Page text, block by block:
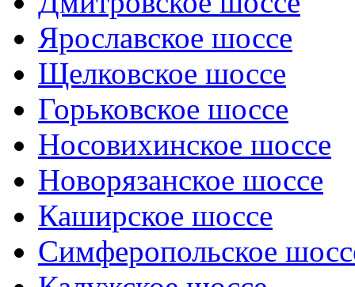
Ярославское шоссе
Щелковское шоссе
Горьковское шоссе
Носовихинское шоссе
Новорязанское шоссе
Каширское шоссе
Симферопольское